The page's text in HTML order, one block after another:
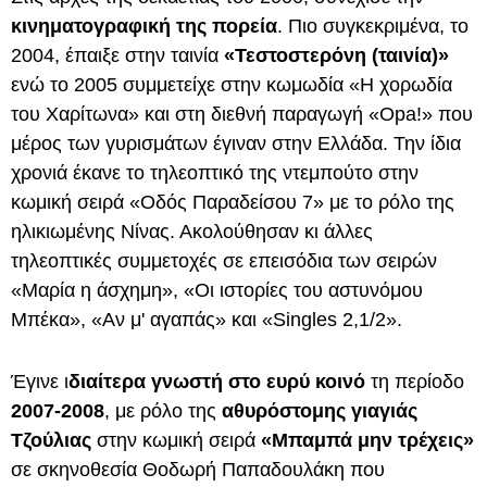
κινηματογραφική της πορεία. Πιο συγκεκριμένα, το
2004, έπαιξε στην ταινία «Τεστοστερόνη (ταινία)»
ενώ το 2005 συμμετείχε στην κωμωδία «Η χορωδία
του Χαρίτωνα» και στη διεθνή παραγωγή «Opa!» που
μέρος των γυρισμάτων έγιναν στην Ελλάδα. Την ίδια
χρονιά έκανε το τηλεοπτικό της ντεμπούτο στην
κωμική σειρά «Οδός Παραδείσου 7» με το ρόλο της
ηλικιωμένης Νίνας. Ακολούθησαν κι άλλες
τηλεοπτικές συμμετοχές σε επεισόδια των σειρών
«Μαρία η άσχημη», «Οι ιστορίες του αστυνόμου
Μπέκα», «Αν μ' αγαπάς» και «Singles 2,1/2».
Έγινε ιδιαίτερα γνωστή στο ευρύ κοινό τη περίοδο
2007-2008, με ρόλο της αθυρόστομης γιαγιάς
Τζούλιας στην κωμική σειρά «Μπαμπά μην τρέχεις»
σε σκηνοθεσία Θοδωρή Παπαδουλάκη που